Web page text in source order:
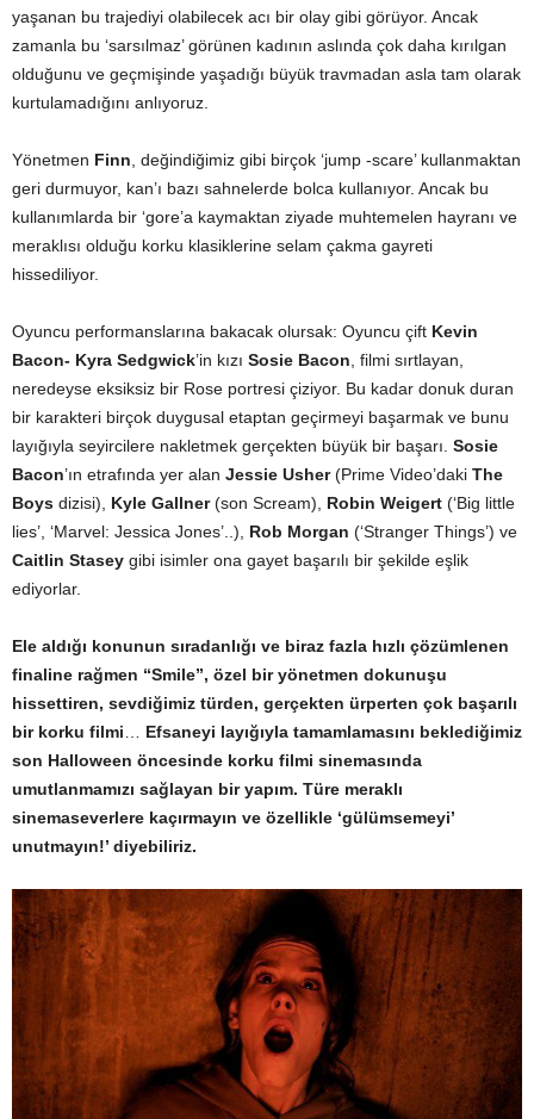
yaşanan bu trajediyi olabilecek acı bir olay gibi görüyor. Ancak
zamanla bu ‘sarsılmaz’ görünen kadının aslında çok daha kırılgan
olduğunu ve geçmişinde yaşadığı büyük travmadan asla tam olarak
kurtulamadığını anlıyoruz.
Yönetmen Finn , değindiğimiz gibi birçok ‘jump -scare’ kullanmaktan
geri durmuyor, kan’ı bazı sahnelerde bolca kullanıyor. Ancak bu
kullanımlarda bir ‘gore’a kaymaktan ziyade muhtemelen hayranı ve
meraklısı olduğu korku klasiklerine selam çakma gayreti
hissediliyor.
Oyuncu performanslarına bakacak olursak: Oyuncu çift Kevin
Bacon- Kyra Sedgwick’in kızı Sosie Bacon , filmi sırtlayan,
neredeyse eksiksiz bir Rose portresi çiziyor. Bu kadar donuk duran
bir karakteri birçok duygusal etaptan geçirmeyi başarmak ve bunu
layığıyla seyircilere nakletmek gerçekten büyük bir başarı. Sosie
Bacon’ın etrafında yer alan Jessie Usher(Prime Video’daki The
Boys dizisi), Kyle Gallner(son Scream), Robin Weigert (‘Big little
lies’, ‘Marvel: Jessica Jones’..),
Rob Morgan (‘Stranger Things’) ve
Caitlin Stasey gibi isimler ona gayet başarılı bir şekilde eşlik
ediyorlar.
Ele aldığı konunun sıradanlığı ve biraz fazla hızlı çözümlenen
finaline rağmen “Smile”, özel bir yönetmen dokunuşu
hissettiren, sevdiğimiz türden, gerçekten ürperten çok başarılı
bir korku filmi
Efsaneyi layığıyla tamamlamasını beklediğimiz
son Halloween öncesinde korku filmi sinemasında
umutlanmamızı sağlayan bir yapım. Türe meraklı
sinemaseverlere kaçırmayın ve özellikle ‘gülümsemeyi’
unutmayın!’ diyebiliriz.